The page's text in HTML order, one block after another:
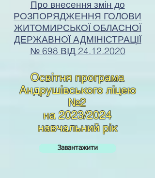
Про внесення змін до
РОЗПОРЯДЖЕННЯ ГОЛОВИ
ЖИТОМИРСЬКОЇ ОБЛАСНОЇ
ДЕРЖАВНОЇ АДМІНІСТРАЦІЇ
№ 698 ВІД 24.12.2020
Освітня програма
Андрушівського ліцею
№2
на 2023/2024
навчальний рік
Завантажити